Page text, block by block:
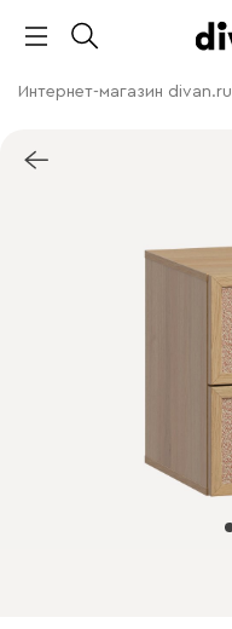
Интернет-магазин divan.ru